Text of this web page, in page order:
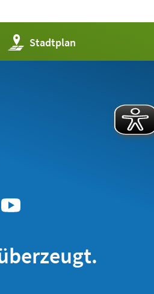
Stadtplan
(Öffnet
in
einem